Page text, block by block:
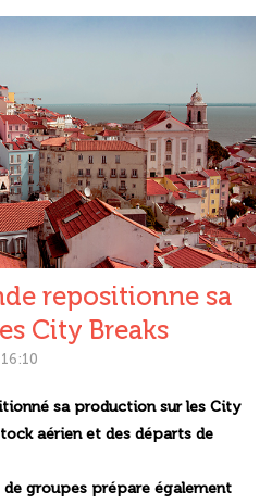
repositionne sa
City Breaks
sa production sur les City
aérien et des départs de
groupes prépare également